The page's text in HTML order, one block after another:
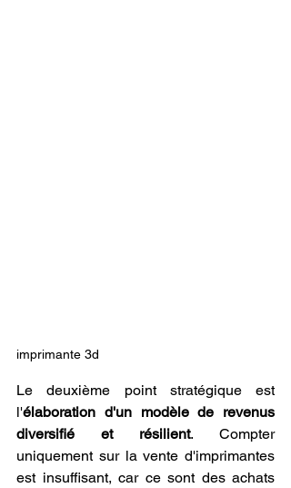
imprimante 3d
Le deuxième point stratégique est
l'élaboration d'un modèle de revenus
diversifié et résilient. Compter
uniquement sur la vente d'imprimantes
est insuffisant, car ce sont des achats